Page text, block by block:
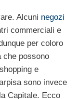
Alcuni negozi
commerciali e
per coloro
che possono
e
sono invece
Capitale. Ecco